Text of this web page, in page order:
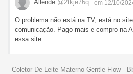
Allende @2tkje76q - em 12/10/
O problema não está na TV, está no
comunicação. Pago mais e compro na
essa site.
Coletor De Leite Materno Gentle Flow -